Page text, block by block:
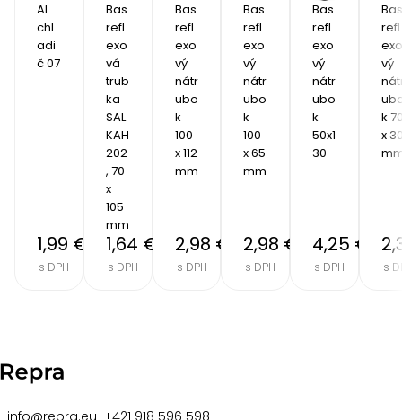
AL
chl
adi
č 07
1,99 €
s DPH
Bas
refl
exo
vá
trub
ka
SAL
KAH
202
, 70
x
105
mm
1,64 €
s DPH
Bas
refl
exo
vý
nátr
ubo
k
100
x 112
mm
2,98 €
s DPH
Bas
refl
exo
vý
nátr
ubo
k
100
x 65
mm
2,98 €
s DPH
Bas
refl
exo
vý
nátr
ubo
k
50x1
30
4,25 €
s DPH
Bas
refl
exo
vý
k
x
s